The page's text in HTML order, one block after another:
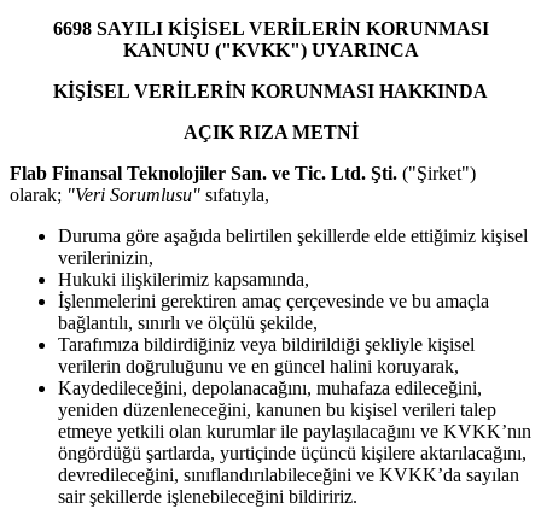
6698 SAYILI KİŞİSEL VERİLERİN KORUNMASI
KANUNU ("KVKK") UYARINCA
KİŞİSEL VERİLERİN KORUNMASI HAKKINDA
AÇIK RIZA METNİ
Flab Finansal Teknolojiler San. ve Tic. Ltd. Şti. ("Şirket")
olarak; "Veri Sorumlusu" sıfatıyla,
Duruma göre aşağıda belirtilen şekillerde elde ettiğimiz kişisel
verilerinizin,
Hukuki ilişkilerimiz kapsamında,
İşlenmelerini gerektiren amaç çerçevesinde ve bu amaçla
bağlantılı, sınırlı ve ölçülü şekilde,
Tarafımıza bildirdiğiniz veya bildirildiği şekliyle kişisel
verilerin doğruluğunu ve en güncel halini koruyarak,
Kaydedileceğini, depolanacağını, muhafaza edileceğini,
yeniden düzenleneceğini, kanunen bu kişisel verileri talep
etmeye yetkili olan kurumlar ile paylaşılacağını ve KVKK’nın
öngördüğü şartlarda, yurtiçinde üçüncü kişilere aktarılacağını,
devredileceğini, sınıflandırılabileceğini ve KVKK’da sayılan
sair şekillerde işlenebileceğini bildiririz.